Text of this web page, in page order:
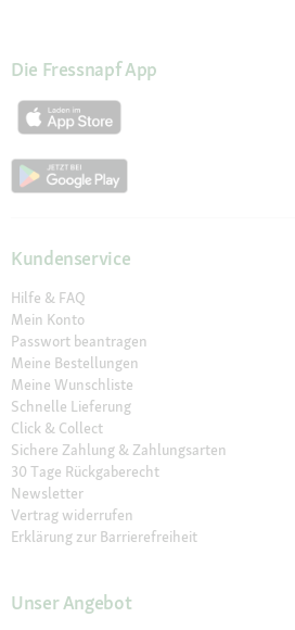
Die Fressnapf App
Kundenservice
Hilfe & FAQ
Mein Konto
Passwort beantragen
Meine Bestellungen
Meine Wunschliste
Schnelle Lieferung
Click & Collect
Sichere Zahlung & Zahlungsarten
30 Tage Rückgaberecht
Newsletter
Vertrag widerrufen
Erklärung zur Barrierefreiheit
Unser Angebot